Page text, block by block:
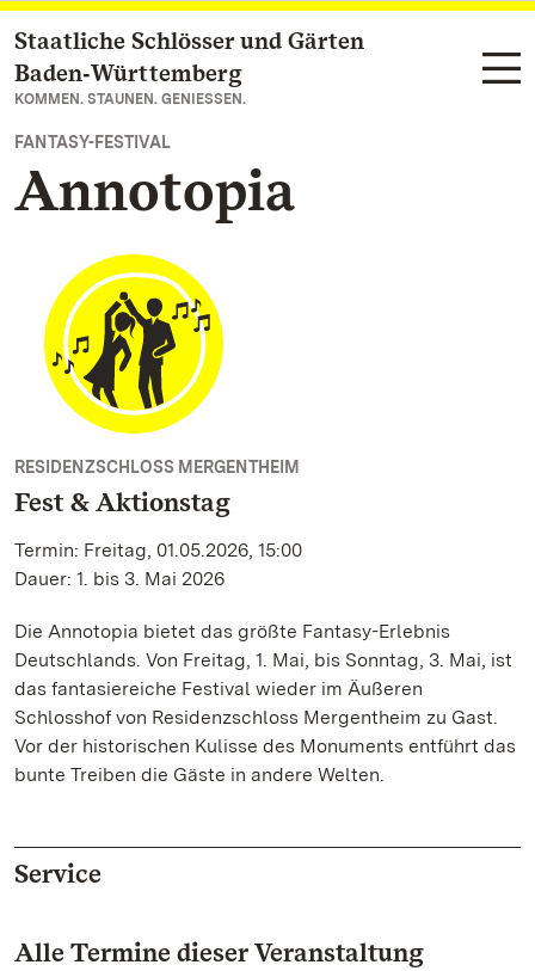
Zum Hauptinhalt springen
Staatliche Schlösser und Gärten
Baden‑Württemberg
KOMMEN. STAUNEN. GENIESSEN.
FANTASY-FESTIVAL
Annotopia
RESIDENZSCHLOSS MERGENTHEIM
Fest & Aktionstag
Termin: Freitag, 01.05.2026, 15:00
Dauer: 1. bis 3. Mai 2026
Die Annotopia bietet das größte Fantasy-Erlebnis
Deutschlands. Von Freitag, 1. Mai, bis Sonntag, 3. Mai, ist
das fantasiereiche Festival wieder im Äußeren
Schlosshof von Residenzschloss Mergentheim zu Gast.
Vor der historischen Kulisse des Monuments entführt das
bunte Treiben die Gäste in andere Welten.
Service
Alle Termine dieser Veranstaltung